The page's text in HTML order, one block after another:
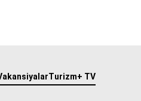
Turizm+ TV